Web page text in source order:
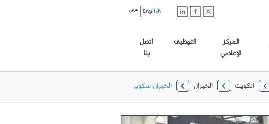
English عربي
المركز
الإعلامي
التوظيف
اتصل
بنا
الكويت الخيران الخيران سكوير